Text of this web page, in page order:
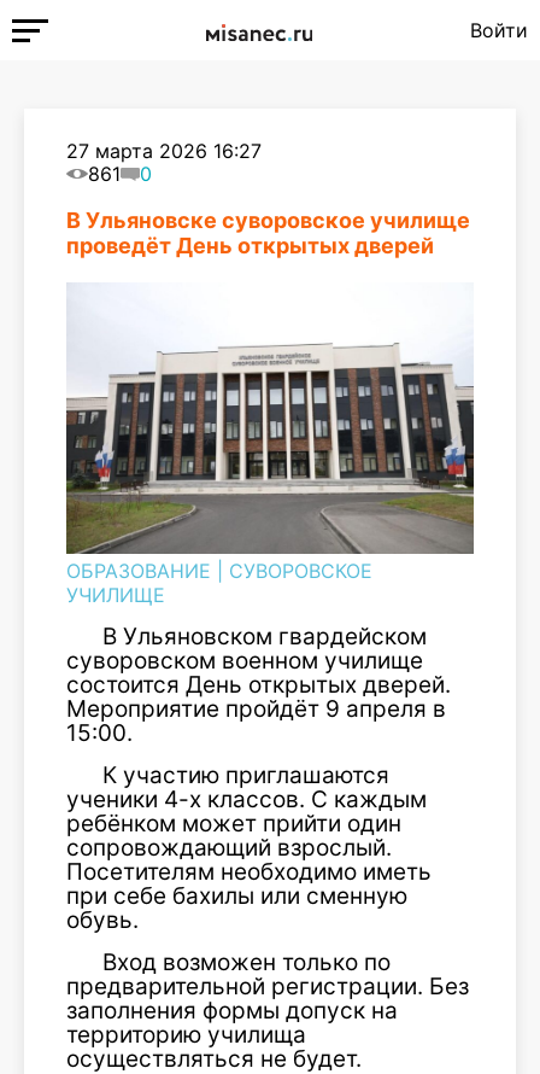
Войти
27 марта 2026 16:27
861
0
В Ульяновске суворовское училище
проведёт День открытых дверей
ОБРАЗОВАНИЕ
СУВОРОВСКОЕ
УЧИЛИЩЕ
В Ульяновском гвардейском
суворовском военном училище
состоится День открытых дверей.
Мероприятие пройдёт 9 апреля в
15:00.
К участию приглашаются
ученики 4-х классов. С каждым
ребёнком может прийти один
сопровождающий взрослый.
Посетителям необходимо иметь
при себе бахилы или сменную
обувь.
Вход возможен только по
предварительной регистрации. Без
заполнения формы допуск на
территорию училища
осуществляться не будет.